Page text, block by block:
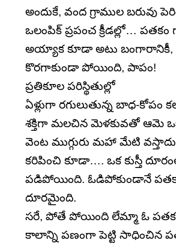
అందుకే, వంద గ్రాముల బరువు
ఒలంపిక్ ప్రపంచ క్రీడల్లో… పతకం
అయ్యాక కూడా అటు బంగారానికీ,
కొరగాకుండా పోయింది, పాపం!
ప్రతికూల పరిస్థితుల్లో
ఏళ్లుగా రగులుతున్న బాధ-కోపం
శక్తిగా మలచిన మెళకువతో ఆమె
వెంట ముగ్గురు మహా మేటి
కరిపించి కూడా…. ఒక కుస్తీ
పడిపోయింది. ఓడిపోకుండానే
దూరమైంది.
సరే, పోతే పోయింది లేమ్మా ఓ
కాలాన్ని పణంగా పెట్టి సాధించిన